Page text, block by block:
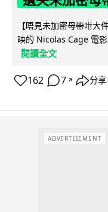
【唔見未加密母帶咁
映的 Nicolas Cage 電
閱讀全文
162 7 ↗ 分享
ADVERTISEMENT